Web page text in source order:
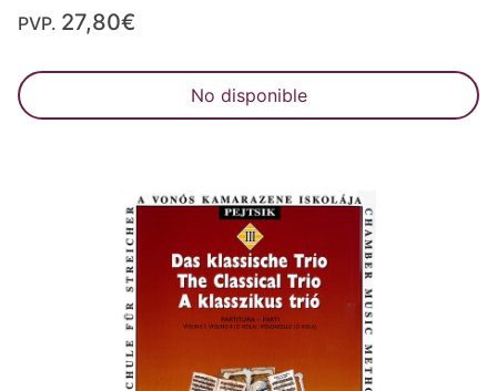
PVP. 27,80€
No disponible